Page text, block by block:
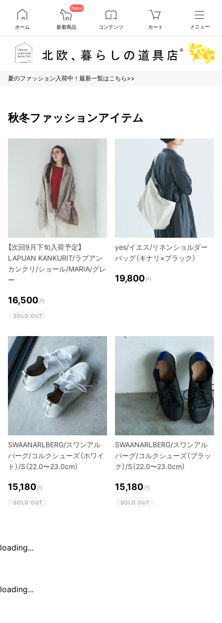
ホーム
New
新着商品 コンテンツ カート メニュー
夏のファッション入荷中！最新一覧はこちら>>
秋冬ファッションアイテム
【次回9月下旬入荷予定】
LAPUAN KANKURIT/ラプアン
カンクリ/ショール/MARIA/グレ
ー
16,500 円
SOLD OUT
yes/イエス/リネンショルダー
バッグ（キナリ×ブラック）
19,800 円
SWAANARLBERG/スワンアル
バーグ/コルクシューズ（ホワイ
ト）/S（22.0〜23.0cm）
15,180 円
SOLD OUT
SWAANARLBERG/スワンアル
バーグ/コルクシューズ（ブラッ
ク）/S（22.0〜23.0cm）
15,180 円
SOLD OUT
loading...
loading...